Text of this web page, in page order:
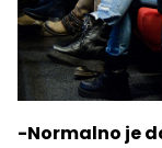
-Normalno je